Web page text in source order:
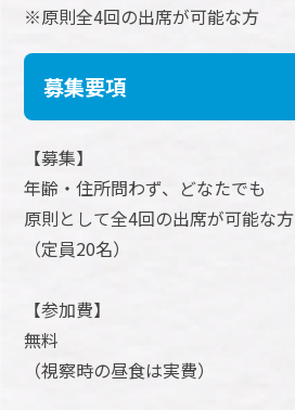
※原則全4回の出席が可能な方
募集要項
【募集】
年齢・住所問わず、どなたでも
原則として全4回の出席が可能な方
（定員20名）
【参加費】
無料
（視察時の昼食は実費）